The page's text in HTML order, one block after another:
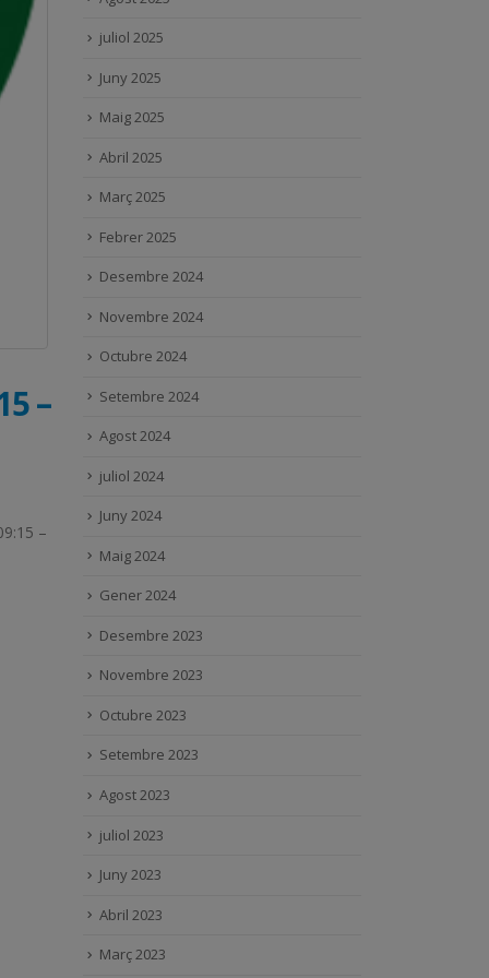
–
–
juliol 2025
Juny 2025
Maig 2025
Abril 2025
Març 2025
Febrer 2025
Desembre 2024
Novembre 2024
Octubre 2024
Setembre 2024
Agost 2024
juliol 2024
Juny 2024
Maig 2024
Gener 2024
Desembre 2023
Novembre 2023
Octubre 2023
Setembre 2023
Agost 2023
juliol 2023
Juny 2023
Abril 2023
Març 2023